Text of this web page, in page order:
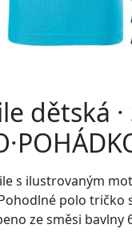
dětská ·
s ilustrovaným
polo tričko
ze směsi bavlny